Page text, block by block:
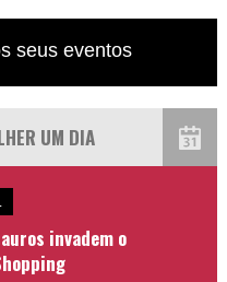
seus eventos
invadem o